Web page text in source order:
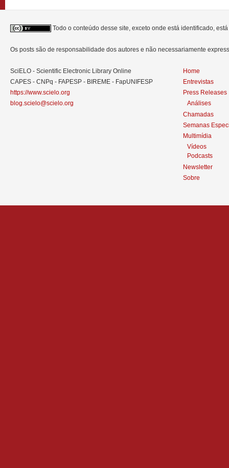
Todo o conteúdo desse site, exceto onde está identificado,
Os posts são de responsabilidade dos autores e não necessariamente
SciELO - Scientific Electronic Library Online
CAPES - CNPq - FAPESP - BIREME - FapUNIFESP
https://www.scielo.org
blog.scielo@scielo.org
Home
Entrevistas
Press Releases
Análises
Chamadas
Semanas
Multimídia
Vídeos
Podcasts
Newsletter
Sobre